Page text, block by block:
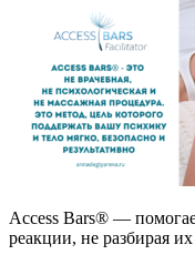
Access Bars® —
реакции, не разбирая